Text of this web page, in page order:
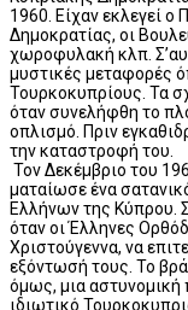
1960. Είχαν εκλεγεί ο
Δημοκρατίας, οι
χωροφυλακή κλπ.
μυστικές μεταφορές
Τουρκοκυπρίους. Τα
όταν συνελήφθη το
οπλισμό. Πριν
την καταστροφή του.
Τον Δεκέμβριο του
ματαίωσε ένα
Ελλήνων της Κύπρου.
όταν οι Έλληνες
Χριστούγεννα, να
εξόντωσή τους. Το
όμως, μια αστυνομική
ιδιωτικό